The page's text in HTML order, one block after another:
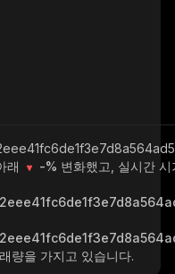
래
-% 변화했고, 실시간 시
량을 가지고 있습니다.